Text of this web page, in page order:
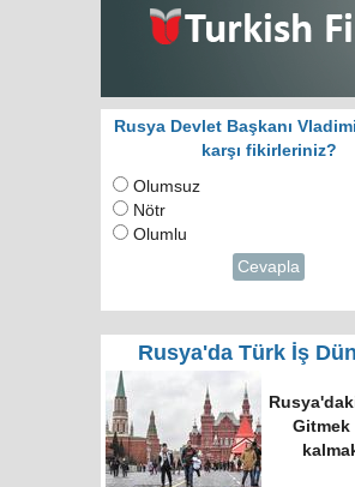
Rusya Devlet Başkanı
karşı fikirleriniz?
Olumsuz
Nötr
Olumlu
Cevapla
Rusya'da Türk İş
Gitmek